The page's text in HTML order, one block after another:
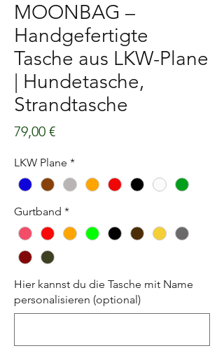
MOONBAG –
Handgefertigte
Tasche aus LKW-Plane
| Hundetasche,
Strandtasche
79,00 €Preis
LKW Plane *
Gurtband *
Hier kannst du die Tasche mit Name
personalisieren (optional)